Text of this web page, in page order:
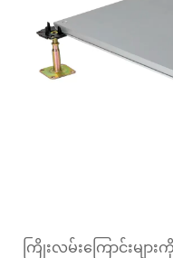
ကြိုးလမ်းကြောင်းများ